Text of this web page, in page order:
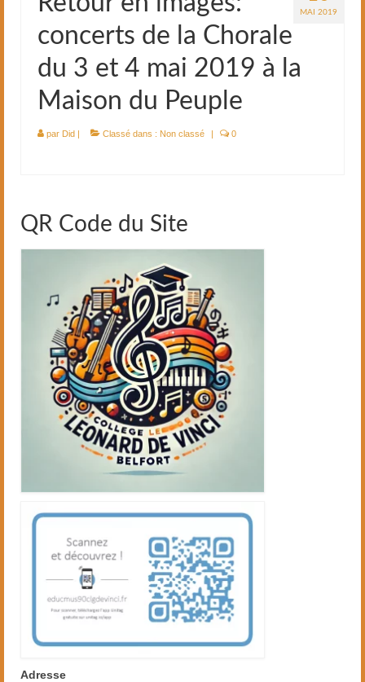
MAI 2019
concerts de la Chorale
du 3 et 4 mai 2019 à la
Maison du Peuple
par Did | Classé dans : Non classé | 0
QR Code du Site
Adresse